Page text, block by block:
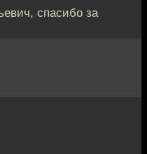
спасибо за